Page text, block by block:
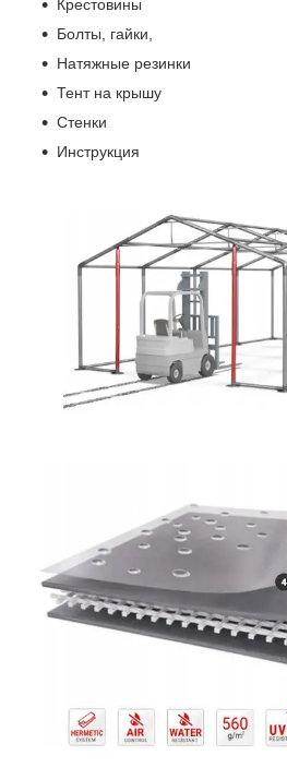
Крестовины
Болты, гайки,
Натяжные резинки
Тент на крышу
Стенки
Инструкция